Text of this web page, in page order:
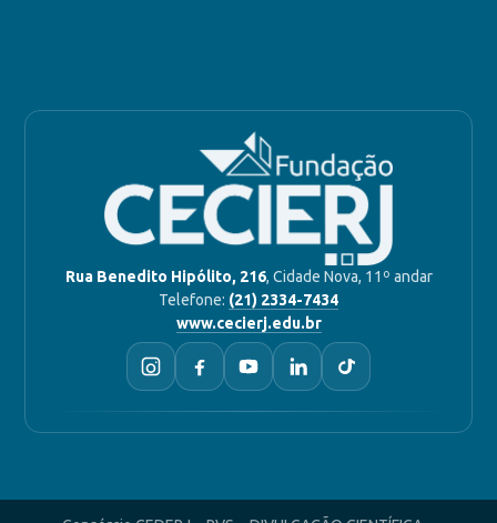
Rua Benedito Hipólito, 216, Cidade Nova, 11º andar
Telefone: (21) 2334-7434
www.cecierj.edu.br